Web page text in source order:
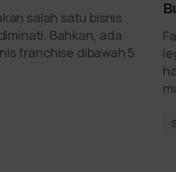
salah satu bisnis
Bahkan, ada
franchise dibawah 5